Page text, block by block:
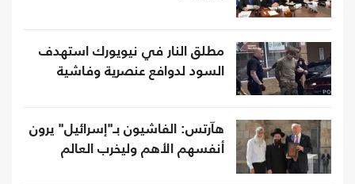
مطلق النار في نيويورك استهدف
السود لدوافع عنصرية وفاشية
هآرتس: الفاشيون بـ"إسرائيل" يرون
أنفسهم الأهم وليخرب العالم